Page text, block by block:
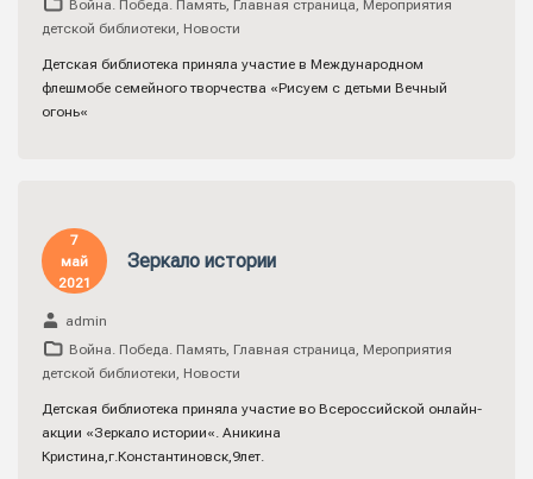
Война. Победа. Память, Главная страница, Мероприятия
детской библиотеки, Новости
Детская библиотека приняла участие в Международном
флешмобе семейного творчества «Рисуем с детьми Вечный
огонь«
7
май
2021
Зеркало истории
admin
Война. Победа. Память, Главная страница, Мероприятия
детской библиотеки, Новости
Детская библиотека приняла участие во Всероссийской онлайн-
акции «Зеркало истории«. Аникина
Кристина,г.Константиновск,9лет.